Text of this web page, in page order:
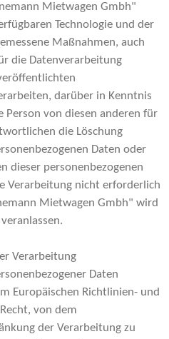
Mietwagen Gmbh"
Technologie und der
Maßnahmen, auch
die Datenverarbeitung
darüber in Kenntnis
Person von diesen anderen für
die Löschung
Daten oder
dieser personenbezogenen
Verarbeitung nicht erforderlich
Mietwagen Gmbh" wird
Verarbeitung
Daten
Europäischen Richtlinien- und
von dem
der Verarbeitung zu